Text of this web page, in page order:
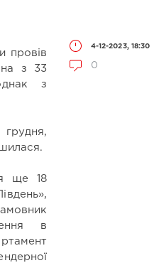
4-12-2023, 18:30
0
провів
з 33
з
ще 18
в